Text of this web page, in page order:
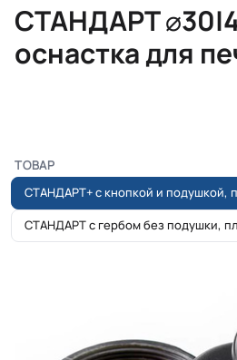
СТАНДАРТ
оснастка для
ТОВАР
СТАНДАРТ+ с кнопкой и подушкой,
СТАНДАРТ с гербом без подушки,